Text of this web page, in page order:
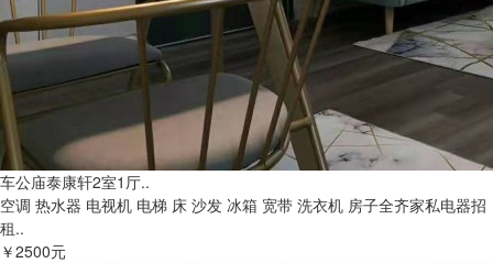
车公庙泰康轩2室1厅..
空调 热水器 电视机 电梯 床 沙发 冰箱 宽带 洗衣机 房子全齐家私电器招
租..
￥2500元